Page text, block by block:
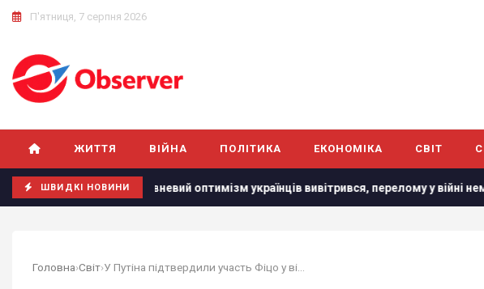
П'ятниця, 7 серпня 2026
ЖИТТЯ ВІЙНА ПОЛІТИКА ЕКОНОМІКА СВІТ
ШВИДКІ НОВИНИ
Червневий оптимізм українців вивітрився, перелому у війні нема, - німецький
Головна›Світ›